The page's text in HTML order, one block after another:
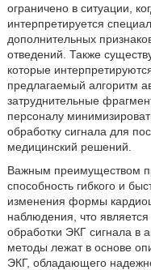
ограничено в ситуации,
интерпретируется
дополнительных
отведений. Также
которые
предлагаемый алгоритм
затруднительные
персоналу
обработку сигнала для
медицинский решений.
Важным преимуществом
способность гибкого и
изменения формы
наблюдения, что
обработки ЭКГ сигнала в
методы лежат в основе
ЭКГ, обладающего